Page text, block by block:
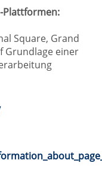
Plattformen:
Square, Grand
Grundlage einer